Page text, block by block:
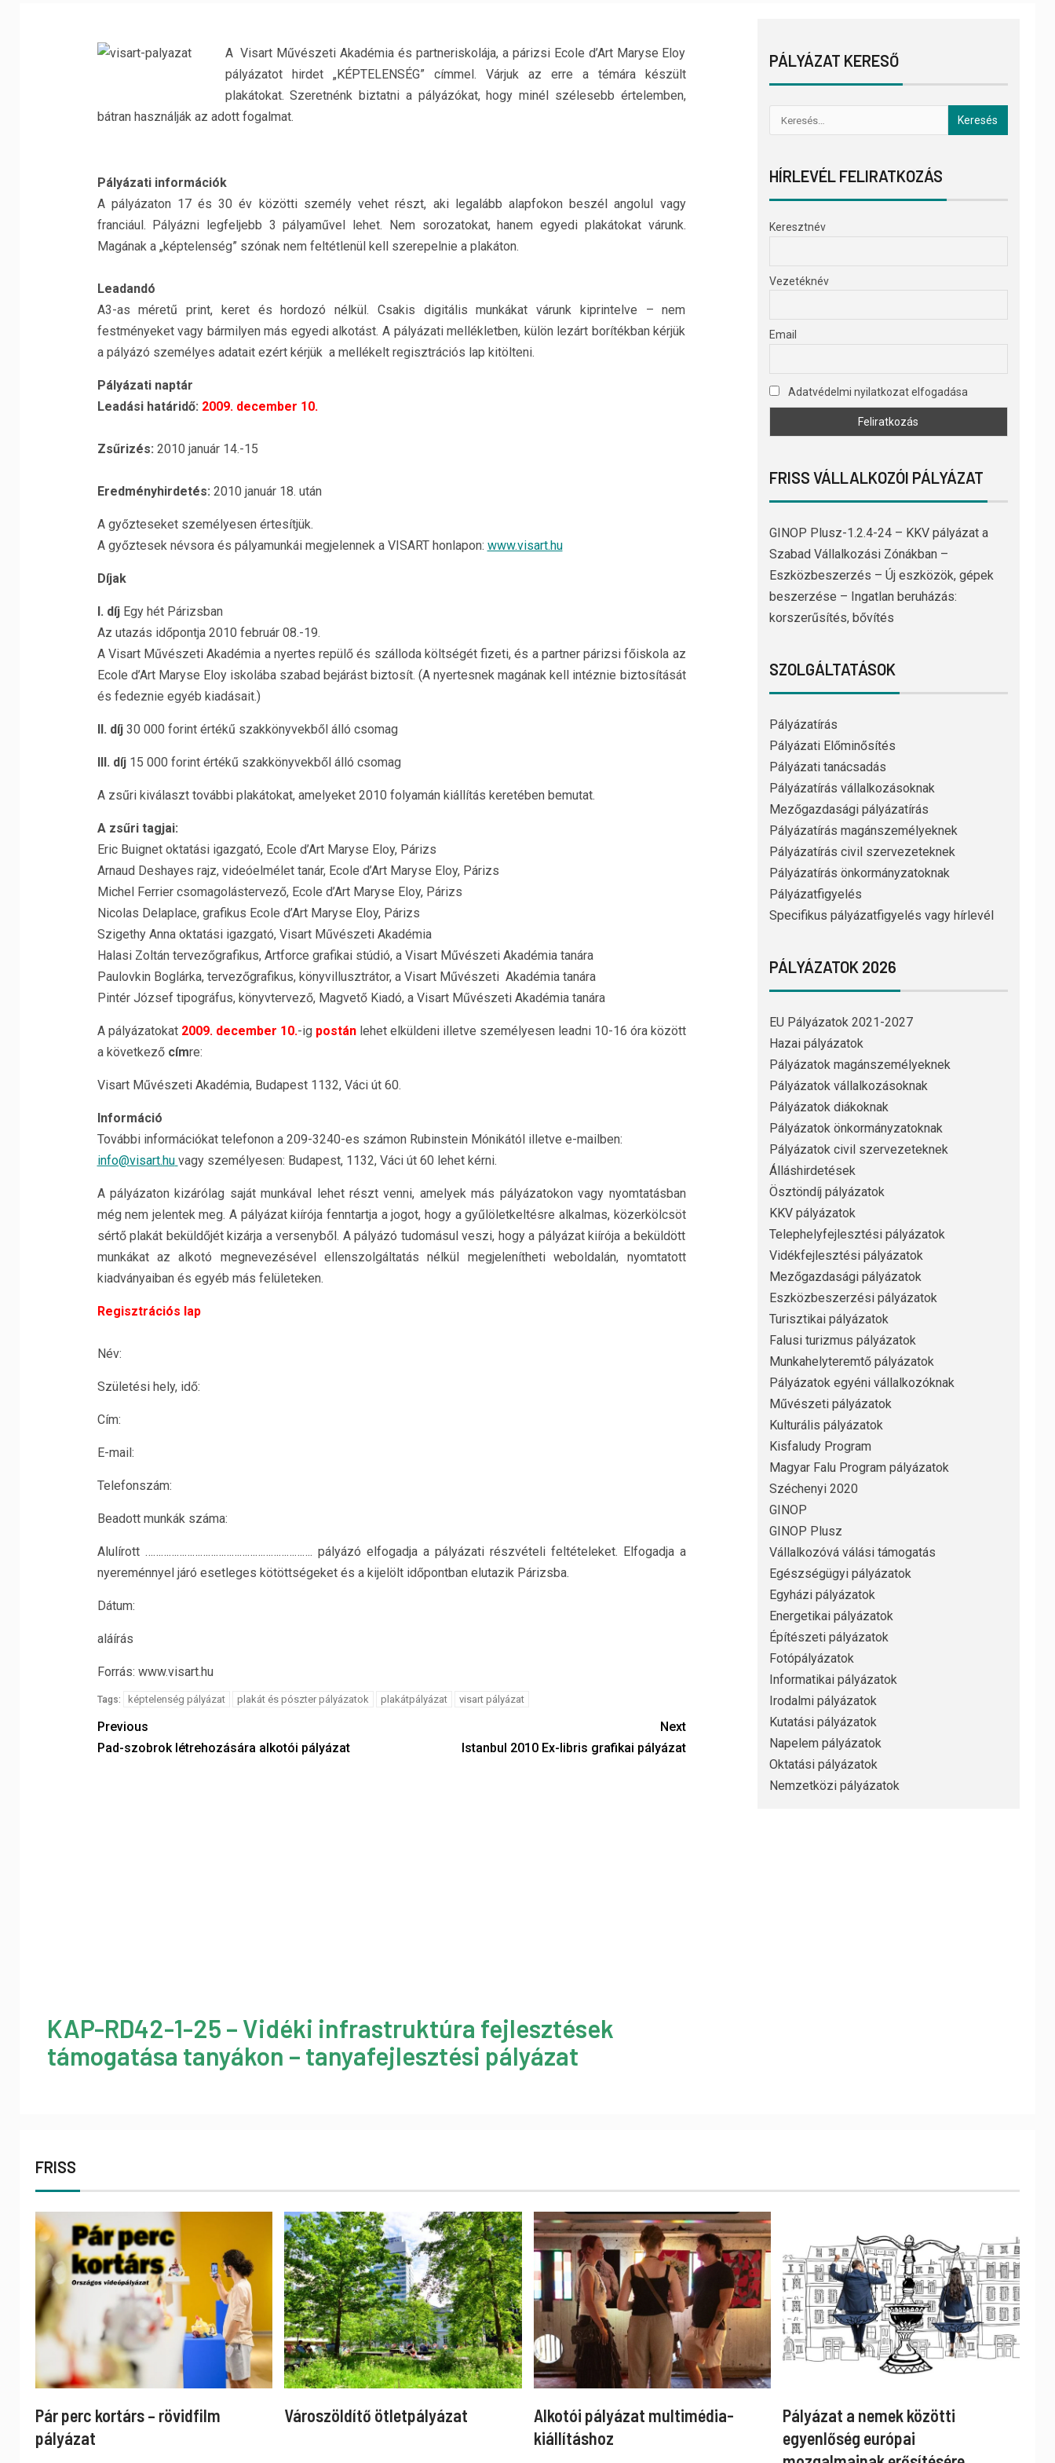
A Visart Művészeti Akadémia és partneriskolája, a párizsi Ecole d’Art Maryse Eloy
pályázatot hirdet „KÉPTELENSÉG” címmel. Várjuk az erre a témára készült
plakátokat. Szeretnénk biztatni a pályázókat, hogy minél szélesebb értelemben,
bátran használják az adott fogalmat.
Pályázati információk
A pályázaton 17 és 30 év közötti személy vehet részt, aki legalább alapfokon beszél angolul vagy
franciául. Pályázni legfeljebb 3 pályaművel lehet. Nem sorozatokat, hanem egyedi plakátokat várunk.
Magának a „képtelenség” szónak nem feltétlenül kell szerepelnie a plakáton.
Leadandó
A3-as méretű print, keret és hordozó nélkül. Csakis digitális munkákat várunk kiprintelve – nem
festményeket vagy bármilyen más egyedi alkotást. A pályázati mellékletben, külön lezárt borítékban kérjük
a pályázó személyes adatait ezért kérjük a mellékelt regisztrációs lap kitölteni.
Pályázati naptár
Leadási határidő: 2009. december 10.
Zsűrizés: 2010 január 14.-15
Eredményhirdetés: 2010 január 18. után
A győzteseket személyesen értesítjük.
A győztesek névsora és pályamunkái megjelennek a VISART honlapon: www.visart.hu
Díjak
I. díj Egy hét Párizsban
Az utazás időpontja 2010 február 08.-19.
A Visart Művészeti Akadémia a nyertes repülő és szálloda költségét fizeti, és a partner párizsi főiskola az
Ecole d’Art Maryse Eloy iskolába szabad bejárást biztosít. (A nyertesnek magának kell intéznie biztosítását
és fedeznie egyéb kiadásait.)
II. díj30 000 forint értékű szakkönyvekből álló csomag
III. díj15 000 forint értékű szakkönyvekből álló csomag
A zsűri kiválaszt további plakátokat, amelyeket 2010 folyamán kiállítás keretében bemutat.
A zsűri tagjai:
Eric Buignet oktatási igazgató, Ecole d’Art Maryse Eloy, Párizs
Arnaud Deshayes rajz, videóelmélet tanár, Ecole d’Art Maryse Eloy, Párizs
Michel Ferrier csomagolástervező, Ecole d’Art Maryse Eloy, Párizs
Nicolas Delaplace, grafikus Ecole d’Art Maryse Eloy, Párizs
Szigethy Anna oktatási igazgató, Visart Művészeti Akadémia
Halasi Zoltán tervezőgrafikus, Artforce grafikai stúdió, a Visart Művészeti Akadémia tanára
Paulovkin Boglárka, tervezőgrafikus, könyvillusztrátor, a Visart Művészeti Akadémia tanára
Pintér József tipográfus, könyvtervező, Magvető Kiadó, a Visart Művészeti Akadémia tanára
A pályázatokat 2009. december 10.-ig postánlehet elküldeni illetve személyesen leadni 10-16 óra között
a következő címre:
Visart Művészeti Akadémia, Budapest 1132, Váci út 60.
Információ
További információkat telefonon a 209-3240-es számon Rubinstein Mónikától illetve e-mailben:
info@visart.hu vagy személyesen: Budapest, 1132, Váci út 60 lehet kérni.
A pályázaton kizárólag saját munkával lehet részt venni, amelyek más pályázatokon vagy nyomtatásban
még nem jelentek meg. A pályázat kiírója fenntartja a jogot, hogy a gyűlöletkeltésre alkalmas, közerkölcsöt
sértő plakát beküldőjét kizárja a versenyből. A pályázó tudomásul veszi, hogy a pályázat kiírója a beküldött
munkákat az alkotó megnevezésével ellenszolgáltatás nélkül megjelenítheti weboldalán, nyomtatott
kiadványaiban és egyéb más felületeken.
Regisztrációs lap
Név:
Születési hely, idő:
Cím:
E-mail:
Telefonszám:
Beadott munkák száma:
Alulírott ………………………………………………………. pályázó elfogadja a pályázati részvételi feltételeket. Elfogadja a
nyereménnyel járó esetleges kötöttségeket és a kijelölt időpontban elutazik Párizsba.
Dátum:
aláírás
Forrás: www.visart.hu
Tags: képtelenség pályázat plakát és pószter pályázatok plakátpályázat visart pályázat
Previous
Pad-szobrok létrehozására alkotói pályázat
Next
Istanbul 2010 Ex-libris grafikai pályázat
KAP-RD42-1-25 – Vidéki infrastruktúra fejlesztések
támogatása tanyákon – tanyafejlesztési pályázat
PÁLYÁZAT KERESŐ
HÍRLEVÉL FELIRATKOZÁS
Keresztnév
Vezetéknév
Email
Adatvédelmi nyilatkozat elfogadása
FRISS VÁLLALKOZÓI PÁLYÁZAT
GINOP Plusz-1.2.4-24 – KKV pályázat a
Szabad Vállalkozási Zónákban –
Eszközbeszerzés – Új eszközök, gépek
beszerzése – Ingatlan beruházás:
korszerűsítés, bővítés
SZOLGÁLTATÁSOK
Pályázatírás
Pályázati Előminősítés
Pályázati tanácsadás
Pályázatírás vállalkozásoknak
Mezőgazdasági pályázatírás
Pályázatírás magánszemélyeknek
Pályázatírás civil szervezeteknek
Pályázatírás önkormányzatoknak
Pályázatfigyelés
Specifikus pályázatfigyelés vagy hírlevél
PÁLYÁZATOK 2026
EU Pályázatok 2021-2027
Hazai pályázatok
Pályázatok magánszemélyeknek
Pályázatok vállalkozásoknak
Pályázatok diákoknak
Pályázatok önkormányzatoknak
Pályázatok civil szervezeteknek
Álláshirdetések
Ösztöndíj pályázatok
KKV pályázatok
Telephelyfejlesztési pályázatok
Vidékfejlesztési pályázatok
Mezőgazdasági pályázatok
Eszközbeszerzési pályázatok
Turisztikai pályázatok
Falusi turizmus pályázatok
Munkahelyteremtő pályázatok
Pályázatok egyéni vállalkozóknak
Művészeti pályázatok
Kulturális pályázatok
Kisfaludy Program
Magyar Falu Program pályázatok
Széchenyi 2020
GINOP
GINOP Plusz
Vállalkozóvá válási támogatás
Egészségügyi pályázatok
Egyházi pályázatok
Energetikai pályázatok
Építészeti pályázatok
Fotópályázatok
Informatikai pályázatok
Irodalmi pályázatok
Kutatási pályázatok
Napelem pályázatok
Oktatási pályázatok
Nemzetközi pályázatok
FRISS
Pár perc kortárs – rövidfilm
pályázat
Városzöldítő ötletpályázat
Alkotói pályázat multimédia-
kiállításhoz
Pályázat a nemek közötti
egyenlőség európai